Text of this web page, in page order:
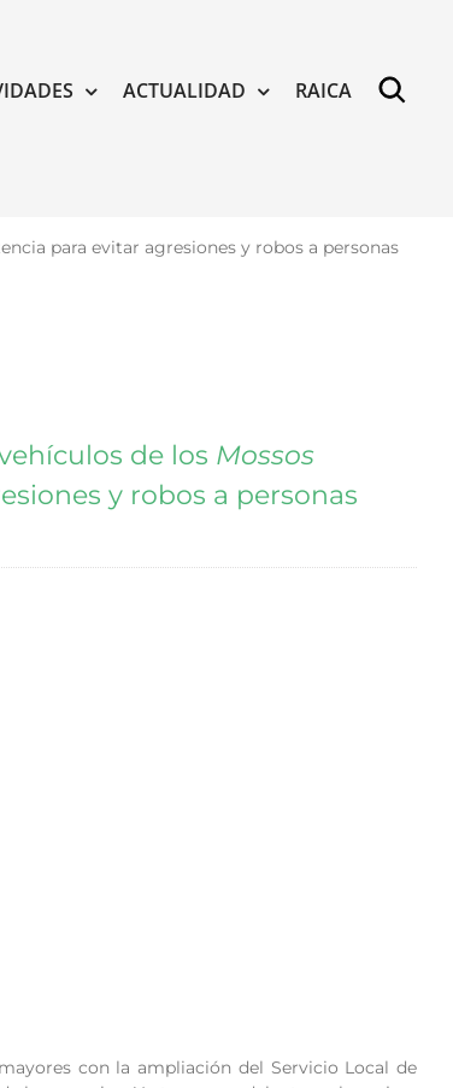
ACTUALIDAD RAICA
para evitar agresiones y robos a personas
de los Mossos
y robos a personas
con la ampliación del Servicio Local de